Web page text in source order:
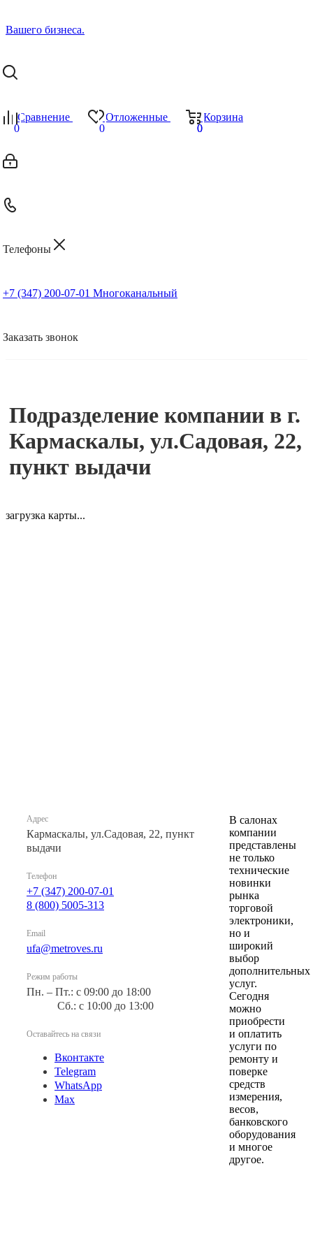
Сравнение
0
Отложенные
0
Корзина
0
0
Телефоны
+7 (347) 200-07-01 Многоканальный
Заказать звонок
Подразделение компании в г.
Кармаскалы, ул.Садовая, 22,
пункт выдачи
загрузка карты...
Адрес
Кармаскалы, ул.Садовая, 22, пункт
выдачи
Телефон
+7 (347) 200-07-01
8 (800) 5005-313
Email
ufa@metroves.ru
Режим работы
Пн. – Пт.: с 09:00 до 18:00
Сб.: с 10:00 до 13:00
Оставайтесь на связи
Вконтакте
Telegram
WhatsApp
Max
В салонах
компании
представлены
не только
технические
новинки
рынка
торговой
электроники,
но и
широкий
выбор
дополнительных
услуг.
Сегодня
можно
приобрести
и оплатить
услуги по
ремонту и
поверке
средств
измерения,
весов,
банковского
оборудования
и многое
другое.